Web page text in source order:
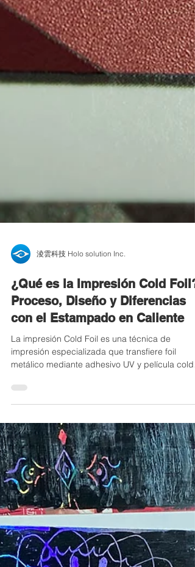
淩雲科技 Holo solution Inc.
¿Qué es la Impresión Cold Foil?
Proceso, Diseño y Diferencias
con el Estampado en Caliente
La impresión Cold Foil es una técnica de
metálico mediante adhesivo UV y película cold
foil. Permite crear efectos metálicos de color,
degradados metálicos, barniz mate localizado y
barniz brillante. En este artículo explicamos su
proceso, consejos de diseño, limitaciones de
materiales y diferencias con el estampado en
caliente.